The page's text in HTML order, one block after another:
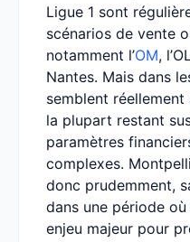
Ligue 1 sont
scénarios de vente
notamment l’OM,
Nantes. Mais dans
semblent
la plupart restant
paramètres
complexes.
donc prudemment,
dans une période
enjeu majeur pour